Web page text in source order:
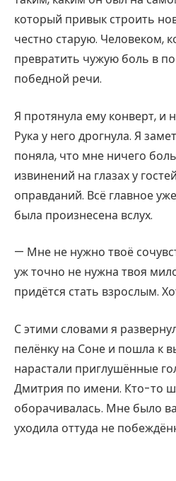
который привык строить
честно старую. Человеком,
превратить чужую боль в
победной речи.
Я протянула ему конверт, и
Рука у него дрогнула. Я
поняла, что мне ничего
извинений на глазах у
оправданий. Всё главное
была произнесена вслух.
— Мне не нужно твоё
уж точно не нужна твоя
придётся стать взрослым.
С этими словами я
пелёнку на Соне и пошла к
нарастали приглушённые
Дмитрия по имени. Кто-то
оборачивалась. Мне было
уходила оттуда не